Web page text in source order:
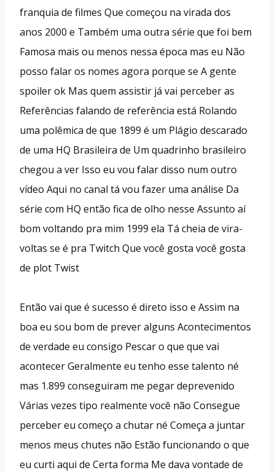
franquia de filmes Que começou na virada dos
anos 2000 e Também uma outra série que foi bem
Famosa mais ou menos nessa época mas eu Não
posso falar os nomes agora porque se A gente
spoiler ok Mas quem assistir já vai perceber as
Referências falando de referência está Rolando
uma polêmica de que 1899 é um Plágio descarado
de uma HQ Brasileira de Um quadrinho brasileiro
chegou a ver Isso eu vou falar disso num outro
vídeo Aqui no canal tá vou fazer uma análise Da
série com HQ então fica de olho nesse Assunto aí
bom voltando pra mim 1999 ela Tá cheia de vira-
voltas se é pra Twitch Que você gosta você gosta
de plot Twist
Então vai que é sucesso é direto isso e Assim na
boa eu sou bom de prever alguns Acontecimentos
de verdade eu consigo Pescar o que que vai
acontecer Geralmente eu tenho esse talento né
mas 1.899 conseguiram me pegar deprevenido
Várias vezes tipo realmente você não Consegue
perceber eu começo a chutar né Começa a juntar
menos meus chutes não Estão funcionando o que
eu curti aqui de Certa forma Me dava vontade de